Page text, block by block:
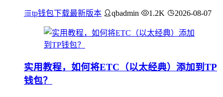
tp钱包下载最新版本 qbadmin 1.2K 2026-08-07
实用教程，如何将ETC（以太经典）添加到TP
钱包？